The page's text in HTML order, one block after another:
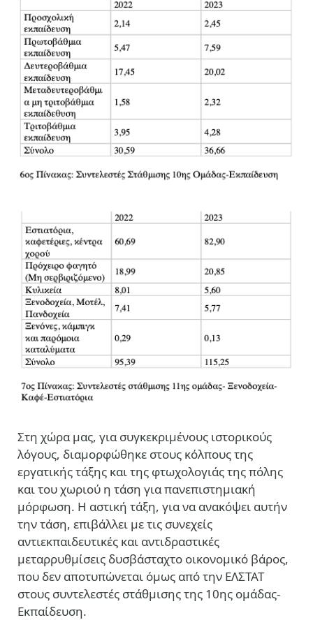
Στη χώρα μας, για συγκεκριμένους ιστορικούς
λόγους, διαμορφώθηκε στους κόλπους της
εργατικής τάξης και της φτωχολογιάς της πόλης
και του χωριού η τάση για πανεπιστημιακή
μόρφωση. Η αστική τάξη, για να ανακόψει αυτήν
την τάση, επιβάλλει με τις συνεχείς
αντιεκπαιδευτικές και αντιδραστικές
μεταρρυθμίσεις δυσβάσταχτο οικονομικό βάρος,
που δεν αποτυπώνεται όμως από την ΕΛΣΤΑΤ
στους συντελεστές στάθμισης της 10ης ομάδας-
Εκπαίδευση.